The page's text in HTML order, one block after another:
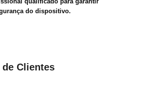
do dispositivo.
Clientes